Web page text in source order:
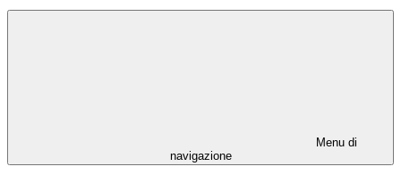
Menu di
navigazione